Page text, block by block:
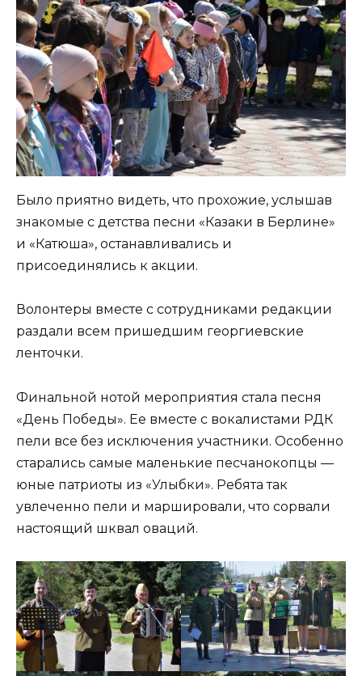
Было приятно видеть, что прохожие, услышав
знакомые с детства песни «Казаки в Берлине»
и «Катюша», останавливались и
присоединялись к акции.
Волонтеры вместе с сотрудниками редакции
раздали всем пришедшим георгиевские
ленточки.
Финальной нотой мероприятия стала песня
«День Победы». Ее вместе с вокалистами РДК
пели все без исключения участники. Особенно
старались самые маленькие песчанокопцы —
юные патриоты из «Улыбки». Ребята так
увлеченно пели и маршировали, что сорвали
настоящий шквал оваций.